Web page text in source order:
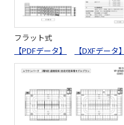
フラット式
【PDFデータ】
【DXFデータ】